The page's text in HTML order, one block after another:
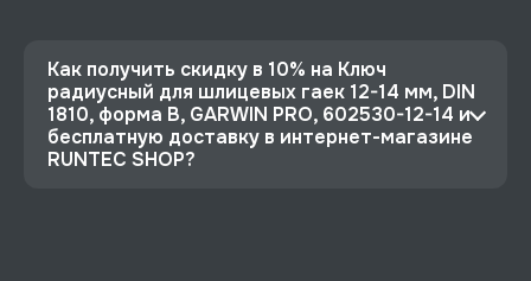
Как получить скидку в 10% на Ключ
радиусный для шлицевых гаек 12-14 мм, DIN
1810, форма B, GARWIN PRO, 602530-12-14 и
бесплатную доставку в интернет-магазине
RUNTEC SHOP?